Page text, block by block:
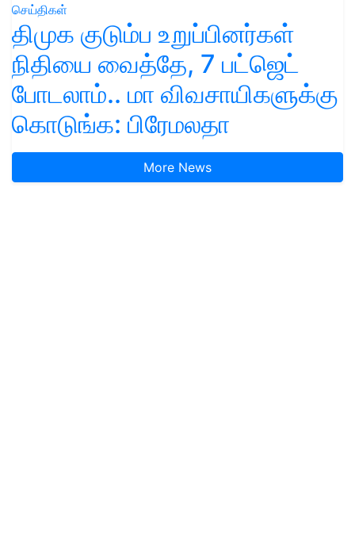
செய்திகள்
திமுக குடும்ப உறுப்பினர்கள்
நிதியை வைத்தே, 7 பட்ஜெட்
போடலாம்.. மா விவசாயிகளுக்கு
கொடுங்க: பிரேமலதா
More News